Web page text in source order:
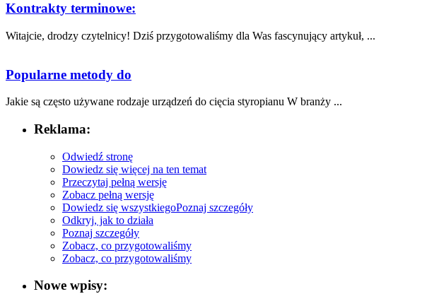
Kontrakty terminowe:
Witajcie,‌ drodzy czytelnicy! Dziś ⁤przygotowaliśmy dla Was fascynujący artykuł, ...
Popularne metody do
Jakie są często używane rodzaje urządzeń do cięcia styropianu W branży ...
Reklama:
Odwiedź stronę
Dowiedz się więcej na ten temat
Przeczytaj pełną wersję
Zobacz pełną wersję
Dowiedz się wszystkiegoPoznaj szczegóły
Odkryj, jak to działa
Poznaj szczegóły
Zobacz, co przygotowaliśmy
Zobacz, co przygotowaliśmy
Nowe wpisy: